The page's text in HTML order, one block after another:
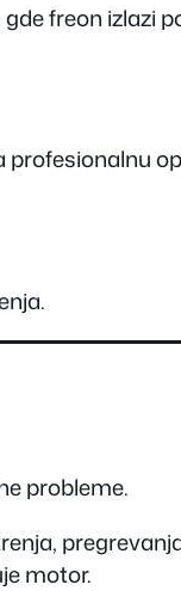
freon izlazi
profesionalnu
probleme.
motor.